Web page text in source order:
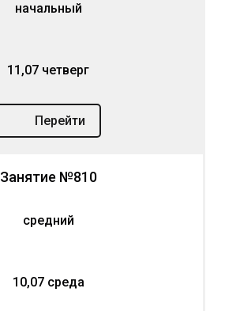
начальный
11,07 четверг
Перейти
Занятие №810
средний
10,07 среда